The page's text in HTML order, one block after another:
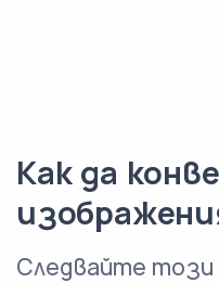
Как да
Следвайте този